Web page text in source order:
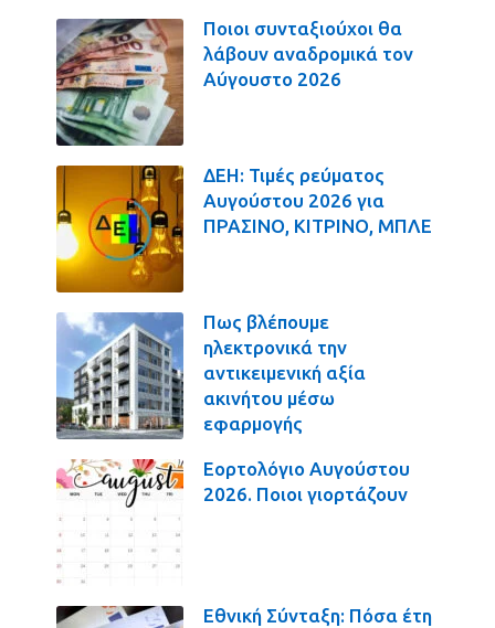
Ποιοι συνταξιούχοι θα
λάβουν αναδρομικά τον
Αύγουστο 2026
ΔΕΗ: Τιμές ρεύματος
Αυγούστου 2026 για
ΠΡΑΣΙΝΟ, ΚΙΤΡΙΝΟ, ΜΠΛΕ
Πως βλέπουμε
ηλεκτρονικά την
αντικειμενική αξία
ακινήτου μέσω
εφαρμογής
Εορτολόγιο Αυγούστου
2026. Ποιοι γιορτάζουν
Εθνική Σύνταξη: Πόσα έτη